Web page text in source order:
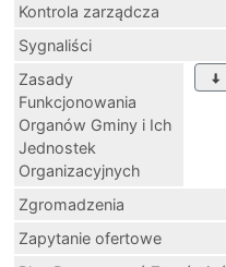
Kontrola zarządcza
Sygnaliści
Zasady
Funkcjonowania
Organów Gminy i Ich
Jednostek
Organizacyjnych
Zgromadzenia
Zapytanie ofertowe